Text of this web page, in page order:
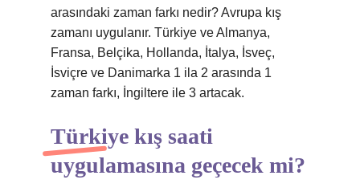
arasındaki zaman farkı nedir? Avrupa kış
zamanı uygulanır. Türkiye ve Almanya,
Fransa, Belçika, Hollanda, İtalya, İsveç,
İsviçre ve Danimarka 1 ila 2 arasında 1
zaman farkı, İngiltere ile 3 artacak.
Türkiye kış saati
uygulamasına geçecek mi?